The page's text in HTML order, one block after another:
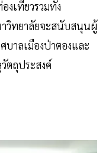
งเที่ยวรวมทั้ง
าลัยจะสนับสนุนผู้
าลเมืองป่าตองและ
ตถุประสงค์